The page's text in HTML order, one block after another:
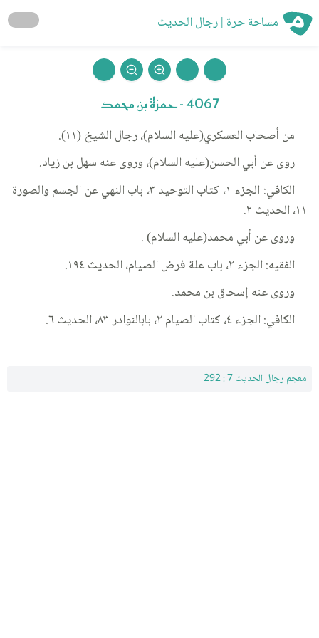
مساحة حرة | رجال الحديث
4067 - حمزة بن محمد
من أصحاب العسكري(عليه السلام)، رجال الشيخ (١١).
روى عن أبي الحسن(عليه السلام)، وروى عنه سهل بن زياد.
الكافي: الجزء ١، كتاب التوحيد ٣، باب النهي عن الجسم والصورة
١١، الحديث ٢.
وروى عن أبي محمد(عليه السلام) .
الفقيه: الجزء ٢، باب علة فرض الصيام، الحديث ١٩٤.
وروى عنه إسحاق بن محمد.
الكافي: الجزء ٤، كتاب الصيام ٢، بابالنوادر ٨٣، الحديث ٦.
معجم رجال الحديث 7 : 292